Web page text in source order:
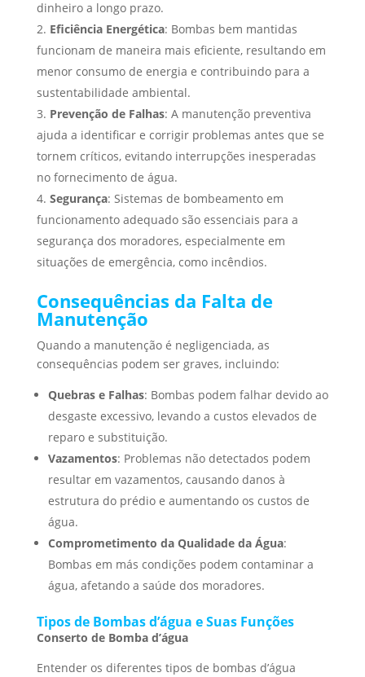
dinheiro a longo prazo.
Eficiência Energética: Bombas bem mantidas
funcionam de maneira mais eficiente, resultando em
menor consumo de energia e contribuindo para a
sustentabilidade ambiental.
Prevenção de Falhas: A manutenção preventiva
ajuda a identificar e corrigir problemas antes que se
tornem críticos, evitando interrupções inesperadas
no fornecimento de água.
Segurança: Sistemas de bombeamento em
funcionamento adequado são essenciais para a
segurança dos moradores, especialmente em
situações de emergência, como incêndios.
Consequências da Falta de
Manutenção
Quando a manutenção é negligenciada, as
consequências podem ser graves, incluindo:
Quebras e Falhas: Bombas podem falhar devido ao
desgaste excessivo, levando a custos elevados de
reparo e substituição.
Vazamentos: Problemas não detectados podem
resultar em vazamentos, causando danos à
estrutura do prédio e aumentando os custos de
água.
Comprometimento da Qualidade da Água:
Bombas em más condições podem contaminar a
água, afetando a saúde dos moradores.
Tipos de Bombas d’água e Suas Funções
Conserto de Bomba d’água
Entender os diferentes tipos de bombas d’água